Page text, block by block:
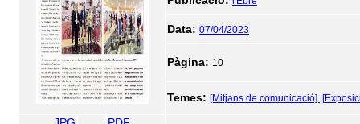
Data: 07/04/2023
Pàgina: 10
Temes: [Mitjans de comunicació]